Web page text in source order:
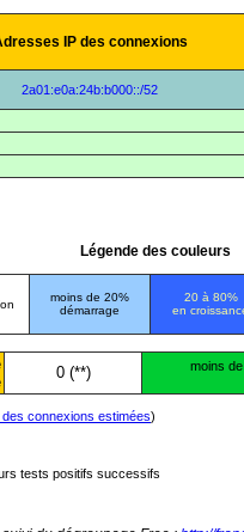
IP des connexions
2a01:e0a:24b:b000::/52
Légende des couleurs
moins de 20%
démarrage
20 à 80%
en
0 (**) moins
connexions estimées)
tests positifs successifs